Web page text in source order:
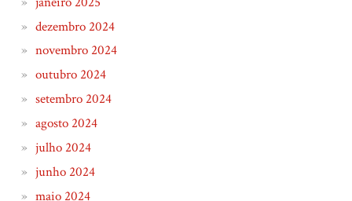
dezembro 2024
novembro 2024
outubro 2024
setembro 2024
agosto 2024
julho 2024
junho 2024
maio 2024